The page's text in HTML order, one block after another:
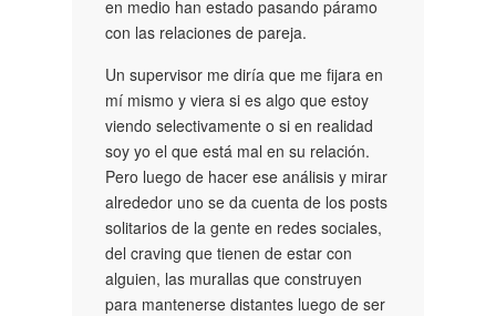
en medio han estado pasando páramo
con las relaciones de pareja.
Un supervisor me diría que me fijara en
mí mismo y viera si es algo que estoy
viendo selectivamente o si en realidad
soy yo el que está mal en su relación.
Pero luego de hacer ese análisis y mirar
alrededor uno se da cuenta de los posts
solitarios de la gente en redes sociales,
del craving que tienen de estar con
alguien, las murallas que construyen
para mantenerse distantes luego de ser